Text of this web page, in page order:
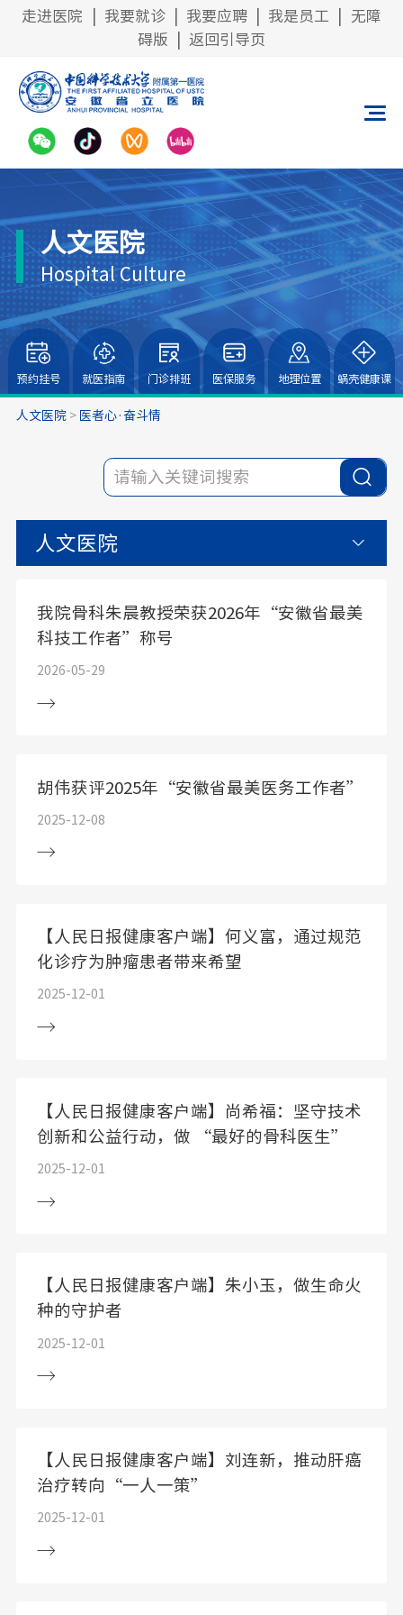
走进医院 我要就诊 我要应聘 我是员工
无障
碍版
返回引导页
人文医院
Hospital Culture
预约挂号 就医指南 门诊排班 医保服务 地理位置 蜗壳健康课
人文医院> 医者心·奋斗情
人文医院
我院骨科朱晨教授荣获2026年“安徽省最美
科技工作者”称号
2026-05-29
胡伟获评2025年“安徽省最美医务工作者”
2025-12-08
【人民日报健康客户端】何义富，通过规范
化诊疗为肿瘤患者带来希望
2025-12-01
【人民日报健康客户端】尚希福：坚守技术
创新和公益行动，做 “最好的骨科医生”
2025-12-01
【人民日报健康客户端】朱小玉，做生命火
种的守护者
2025-12-01
【人民日报健康客户端】刘连新，推动肝癌
治疗转向“一人一策”
2025-12-01